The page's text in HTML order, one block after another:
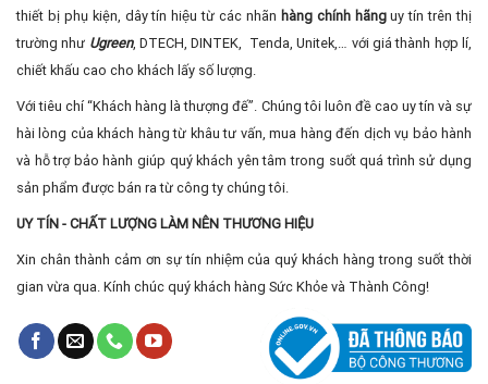
thiết bị phụ kiện, dây tín hiệu từ các nhãn hàng chính hãnguy tín trên thị
trường như Ugreen, DTECH, DINTEK, Tenda, Unitek,… với giá thành hợp lí,
chiết khấu cao cho khách lấy số lượng.
Với tiêu chí “Khách hàng là thượng đế”. Chúng tôi luôn đề cao uy tín và sự
hài lòng của khách hàng từ khâu tư vấn, mua hàng đến dịch vụ bảo hành
và hỗ trợ bảo hành giúp quý khách yên tâm trong suốt quá trình sử dụng
sản phẩm được bán ra từ công ty chúng tôi.
UY TÍN - CHẤT LƯỢNG LÀM NÊN THƯƠNG HIỆU
Xin chân thành cảm ơn sự tín nhiệm của quý khách hàng trong suốt thời
gian vừa qua. Kính chúc quý khách hàng Sức Khỏe và Thành Công!